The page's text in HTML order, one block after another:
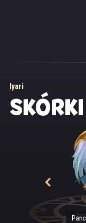
Iyari
SKÓRKI